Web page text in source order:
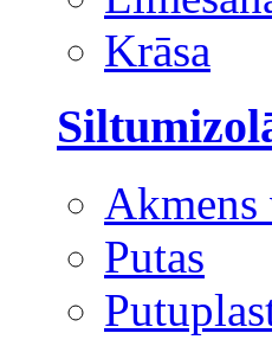
Krāsa
Akmens
Putas